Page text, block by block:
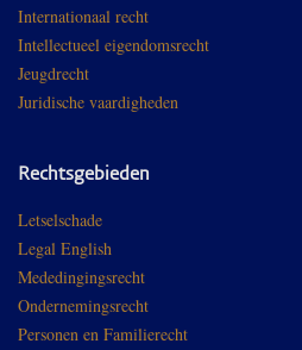
Internationaal recht
Intellectueel eigendomsrecht
Jeugdrecht
Juridische vaardigheden
Rechtsgebieden
Letselschade
Legal English
Mededingingsrecht
Ondernemingsrecht
Personen en Familierecht